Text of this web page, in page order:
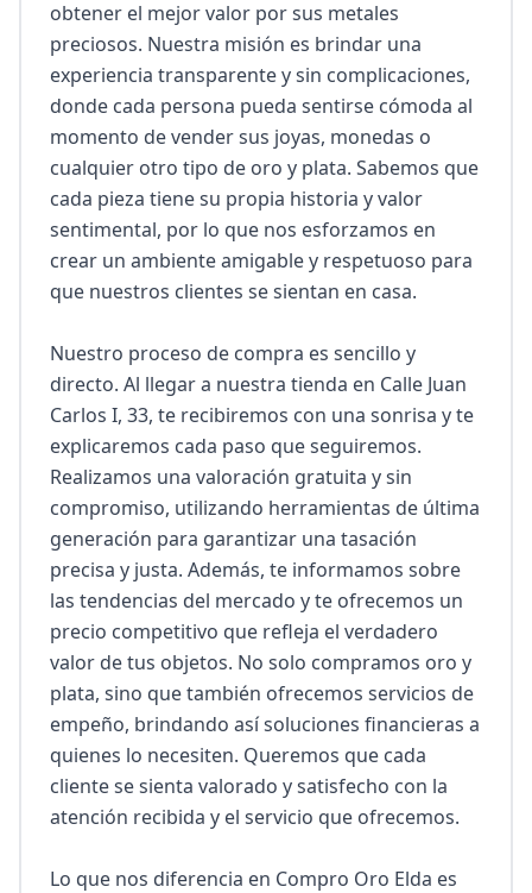
obtener el mejor valor por sus metales
preciosos. Nuestra misión es brindar una
experiencia transparente y sin complicaciones,
donde cada persona pueda sentirse cómoda al
momento de vender sus joyas, monedas o
cualquier otro tipo de oro y plata. Sabemos que
cada pieza tiene su propia historia y valor
sentimental, por lo que nos esforzamos en
crear un ambiente amigable y respetuoso para
que nuestros clientes se sientan en casa.
Nuestro proceso de compra es sencillo y
directo. Al llegar a nuestra tienda en Calle Juan
Carlos I, 33, te recibiremos con una sonrisa y te
explicaremos cada paso que seguiremos.
Realizamos una valoración gratuita y sin
compromiso, utilizando herramientas de última
generación para garantizar una tasación
precisa y justa. Además, te informamos sobre
las tendencias del mercado y te ofrecemos un
precio competitivo que refleja el verdadero
valor de tus objetos. No solo compramos oro y
plata, sino que también ofrecemos servicios de
empeño, brindando así soluciones financieras a
quienes lo necesiten. Queremos que cada
cliente se sienta valorado y satisfecho con la
atención recibida y el servicio que ofrecemos.
Lo que nos diferencia en Compro Oro Elda es